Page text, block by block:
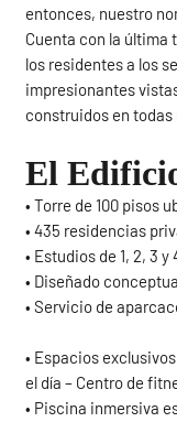
entonces, nuestro
Cuenta con la última
los residentes a los
impresionantes
construidos en todas
El
• Torre de 100 pisos
• 435 residencias
• Estudios de 1, 2, 3
• Diseñado
• Servicio de
• Espacios
el día – Centro de
• Piscina inmersiva